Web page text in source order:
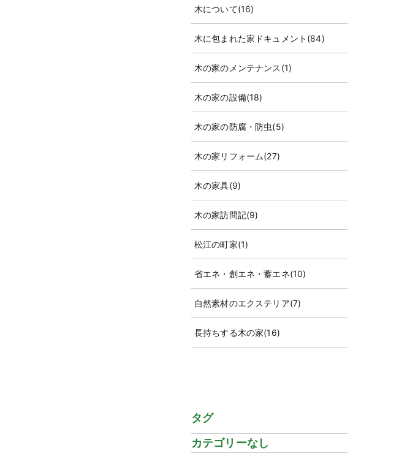
木について(16)
木に包まれた家ドキュメント (84)
木の家のメンテナンス (1)
木の家の設備(18)
木の家の防腐・防虫(5)
木の家リフォーム(27)
木の家具(9)
木の家訪問記(9)
松江の町家(1)
省エネ・創エネ・蓄エネ(10)
自然素材のエクステリア(7)
長持ちする木の家(16)
タグ
カテゴリーなし